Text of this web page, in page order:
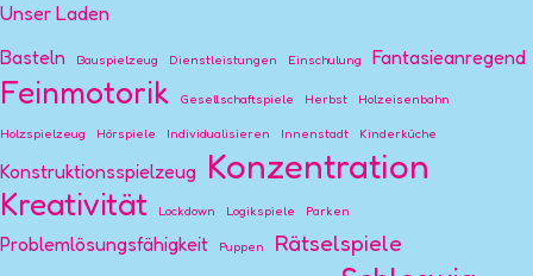
Unser Laden
Basteln Bauspielzeug Dienstleistungen Einschulung Fantasieanregend
Feinmotorik Gesellschaftspiele Herbst Holzeisenbahn
Holzspielzeug Hörspiele Individualisieren Innenstadt Kinderküche
Konstruktionsspielzeug Konzentration
Kreativität Lockdown Logikspiele Parken
Problemlösungsfähigkeit Puppen Rätselspiele